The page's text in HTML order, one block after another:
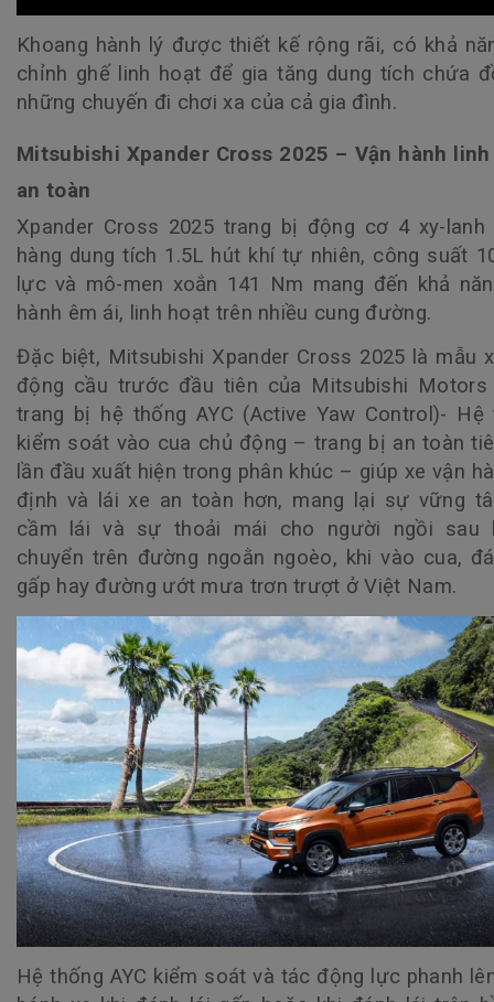
Khoang hành lý được thiết kế rộng rãi, có khả
chỉnh ghế linh hoạt để gia tăng dung tích chứa
những chuyến đi chơi xa của cả gia đình.
Mitsubishi Xpander Cross 2025 – Vận hành
an toàn
Xpander Cross 2025 trang bị động cơ 4 xy-lanh
hàng dung tích 1.5L hút khí tự nhiên, công suất
lực và mô-men xoắn 141 Nm mang đến khả
hành êm ái, linh hoạt trên nhiều cung đường.
Đặc biệt, Mitsubishi Xpander Cross 2025 là mẫu
động cầu trước đầu tiên của Mitsubishi
trang bị hệ thống AYC (Active Yaw Control)- Hệ
kiểm soát vào cua chủ động – trang bị an toàn
lần đầu xuất hiện trong phân khúc – giúp xe vận
định và lái xe an toàn hơn, mang lại sự vững
cầm lái và sự thoải mái cho người ngồi sau
chuyển trên đường ngoằn ngoèo, khi vào cua,
gấp hay đường ướt mưa trơn trượt ở Việt Nam.
Hệ thống AYC kiểm soát và tác động lực phanh